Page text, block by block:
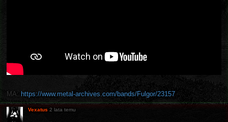
MA: https://www.metal-archives.com/bands/Fulgor/23157
Vexatus 2 lata temu